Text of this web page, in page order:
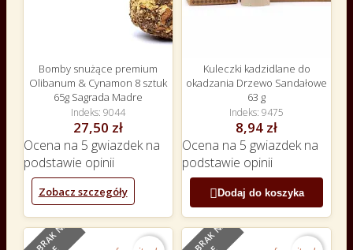
Bomby snużące premium
Olibanum & Cynamon 8 sztuk
65g Sagrada Madre
Indeks 9044
27,50 zł
Ocena na 5 gwiazdek na
podstawie opinii
Zobacz szczegóły
Kuleczki kadzidlane do
okadzania Drzewo Sandałowe
63 g
Indeks 9475
8,94 zł
Ocena na 5 gwiazdek na
podstawie opinii
Dodaj do koszyka